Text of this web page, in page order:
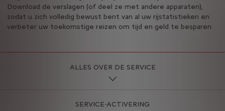
Download de verslagen (of deel ze met andere apparaten),
zodat u zich volledig bewust bent van al uw rijstatistieken en
verbeter uw toekomstige reizen om tijd en geld te besparen.
ALLES OVER DE SERVICE
SERVICE-ACTIVERING